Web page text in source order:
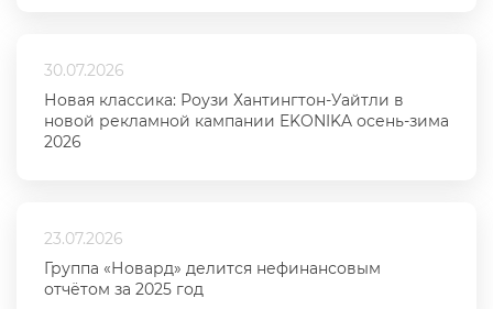
30.07.2026
Новая классика: Роузи Хантингтон-Уайтли в
новой рекламной кампании EKONIKA осень-зима
2026
23.07.2026
Группа «Новард» делится нефинансовым
отчётом за 2025 год